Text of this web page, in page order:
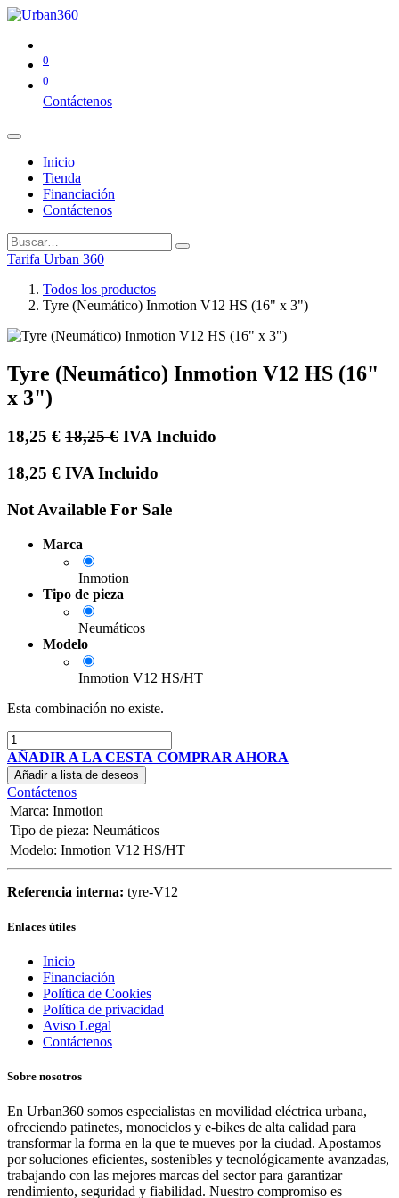
0
0
Contáctenos
Inicio
Tienda
Financiación
Contáctenos
Tarifa Urban 360
Todos los productos
Tyre (Neumático) Inmotion V12 HS (16" x 3")
Tyre (Neumático) Inmotion V12 HS (16"
x 3")
18,25 € 18,25€ IVA Incluido
18,25 € IVA Incluido
Not Available For Sale
Marca
Inmotion
Tipo de pieza
Neumáticos
Modelo
Inmotion V12 HS/HT
Esta combinación no existe.
AÑADIR A LA CESTA COMPRAR AHORA
Añadir a lista de deseos
Contáctenos
Marca: Inmotion
Tipo de pieza: Neumáticos
Modelo: Inmotion V12 HS/HT
Referencia interna: tyre-V12
Enlaces útiles
Inicio
Financiación
Política de Cookies
Política de privacidad
Aviso Legal
Contáctenos
Sobre nosotros
En Urban360 somos especialistas en movilidad eléctrica urbana,
ofreciendo patinetes, monociclos y e-bikes de alta calidad para
transformar la forma en la que te mueves por la ciudad. Apostamos
por soluciones eficientes, sostenibles y tecnológicamente avanzadas,
trabajando con las mejores marcas del sector para garantizar
rendimiento, seguridad y fiabilidad. Nuestro compromiso es